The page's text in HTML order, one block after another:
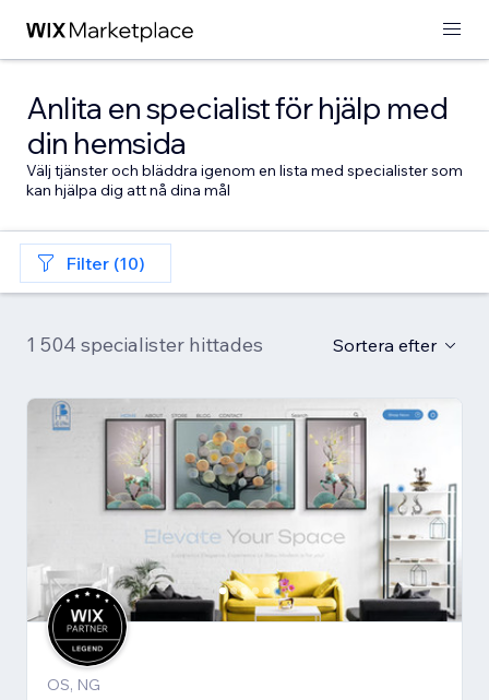
Anlita en specialist för hjälp med
din hemsida
Välj tjänster och bläddra igenom en lista med specialister som
kan hjälpa dig att nå dina mål
Filter (10)
1 504 specialister hittades Sortera efter
OS, NG